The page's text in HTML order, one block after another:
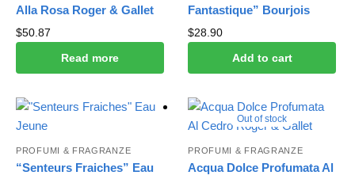
Alla Rosa Roger & Gallet
$50.87
Read more
Fantastique” Bourjois
$28.90
Add to cart
PROFUMI & FRAGRANZE
“Senteurs Fraiches” Eau
Out of stock
PROFUMI & FRAGRANZE
Acqua Dolce Profumata Al